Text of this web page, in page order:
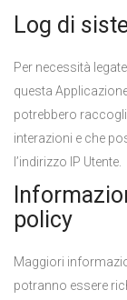
Log di
Per necessità
questa
potrebbero
interazioni e che
l’indirizzo IP Utente.
policy
Maggiori
potranno essere